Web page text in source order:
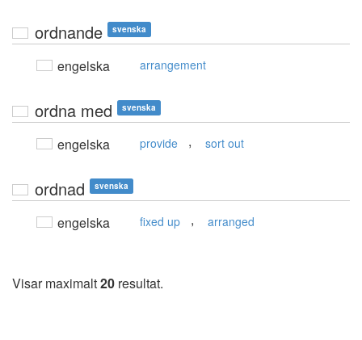
ordnande svenska
engelska arrangement
ordna med svenska
engelska provide , sort out
ordnad svenska
engelska fixed up , arranged
Visar maximalt20 resultat.